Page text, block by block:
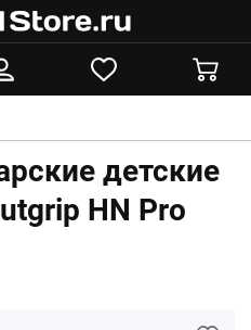
детские
HN Pro